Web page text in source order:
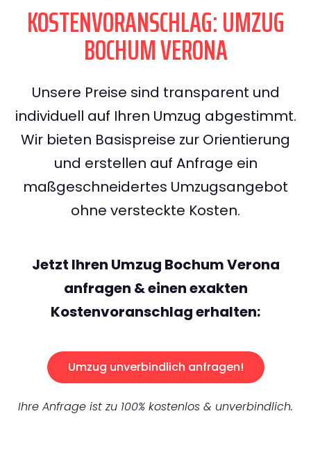
KOSTENVORANSCHLAG: UMZUG
BOCHUM VERONA
Unsere Preise sind transparent und
individuell auf Ihren Umzug abgestimmt.
Wir bieten Basispreise zur Orientierung
und erstellen auf Anfrage ein
maßgeschneidertes Umzugsangebot
ohne versteckte Kosten.
Jetzt Ihren Umzug Bochum Verona
anfragen & einen exakten
Kostenvoranschlag erhalten:
Umzug unverbindlich anfragen!
Ihre Anfrage ist zu 100% kostenlos & unverbindlich.